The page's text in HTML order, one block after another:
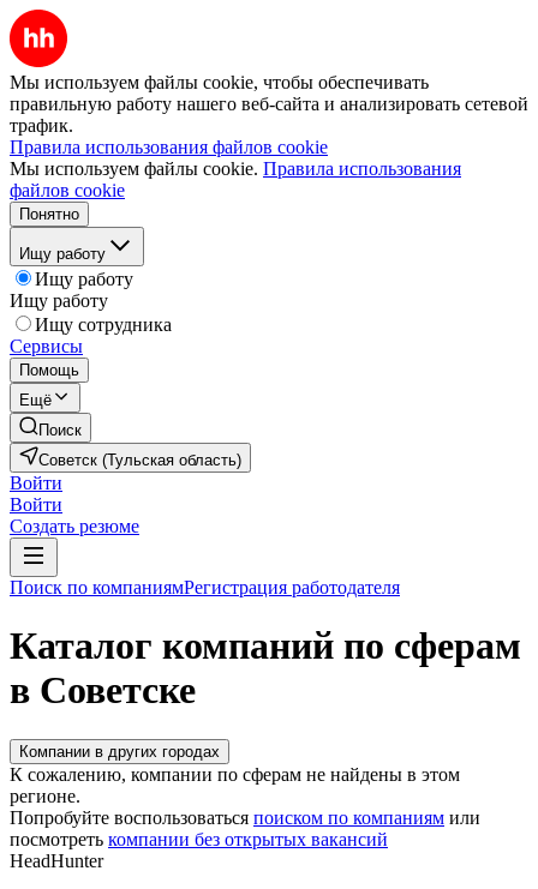
Мы используем файлы cookie, чтобы обеспечивать
правильную работу нашего веб-сайта и анализировать сетевой
трафик.
Правила использования файлов cookie
Мы используем файлы cookie. Правила использования
файлов cookie
Понятно
Ищу работу
Ищу работу
Ищу работу
Ищу сотрудника
Сервисы
Помощь
Ещё
Поиск
Советск (Тульская область)
Войти
Войти
Создать резюме
Поиск по компаниямРегистрация работодателя
Каталог компаний по сферам
в Советске
Компании в других городах
К сожалению, компании по сферам не найдены в этом
регионе.
Попробуйте воспользоваться поиском по компаниям или
посмотреть компании без открытых вакансий
HeadHunter